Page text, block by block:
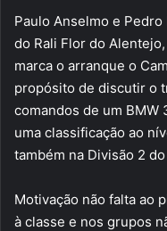
Paulo Anselmo e
do Rali Flor do
marca o arranque o
propósito de discutir o
comandos de um BMW
uma classificação ao
também na Divisão 2
Motivação não falta ao
à classe e nos grupos